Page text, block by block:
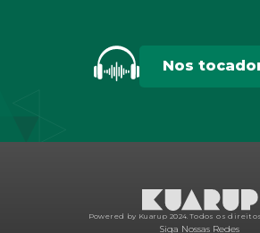
Nos
Powered by Kuarup 2024. Todos os
Siga Nossas Redes